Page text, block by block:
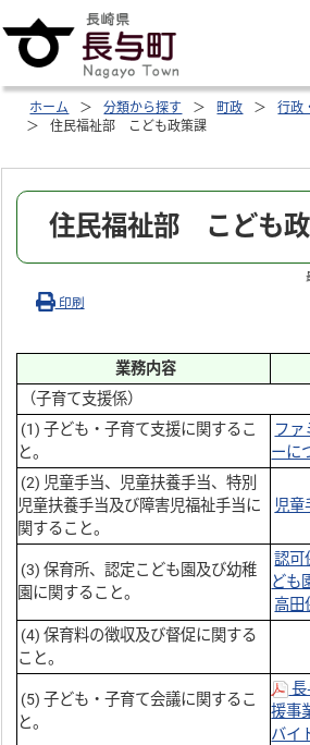
ホーム 分類から探す 町政 行政
住民福祉部 こども政策課
住民福祉部 こども
印刷
業務内容
（子育て支援係）
(1) 子ども・子育て支援に関するこ
と。
ファ
ーに
(2) 児童手当、児童扶養手当、特別
児童扶養手当及び障害児福祉手当に
関すること。
児童
(3) 保育所、認定こども園及び幼稚
園に関すること。
認可
ども
高田
(4) 保育料の徴収及び督促に関する
こと。
(5) 子ども・子育て会議に関するこ
と。
長
援事
バイ